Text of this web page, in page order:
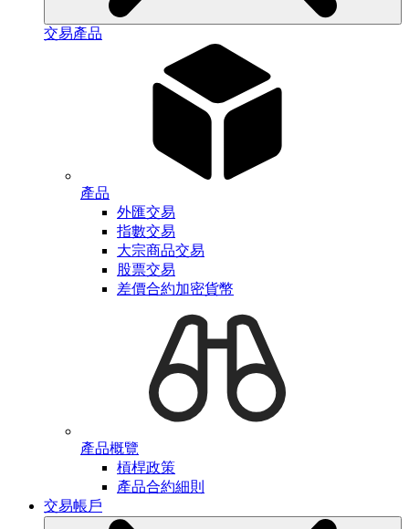
交易產品
產品
外匯交易
指數交易
大宗商品交易
股票交易
差價合約加密貨幣
產品概覽
槓桿政策
產品合約細則
交易帳戶